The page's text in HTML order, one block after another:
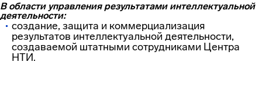
В области управления результатами интеллектуальной
деятельности:
создание, защита и коммерциализация
результатов интеллектуальной деятельности,
создаваемой штатными сотрудниками Центра
НТИ.